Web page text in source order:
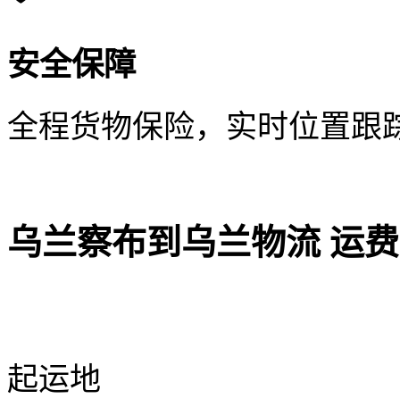
安全保障
全程货物保险，实时位置跟
乌兰察布到乌兰物流 运
起运地